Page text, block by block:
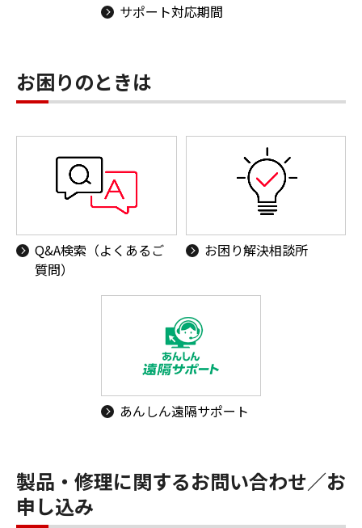
サポート対応期間
お困りのときは
Q&A検索（よくあるご
質問）
お困り解決相談所
あんしん遠隔サポート
製品・修理に関するお問い合わせ／お
申し込み